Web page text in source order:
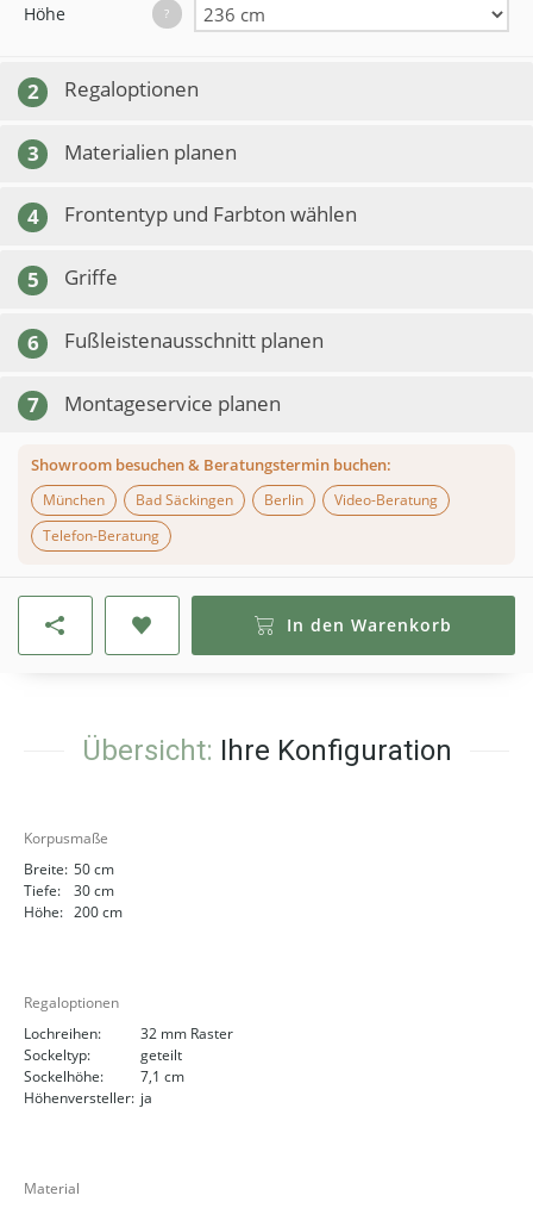
Höhe ?
2 Regaloptionen
3 Materialien planen
4 Frontentyp und Farbton wählen
5 Griffe
6 Fußleistenausschnitt planen
7 Montageservice planen
Showroom besuchen & Beratungstermin buchen:
München
Bad Säckingen Berlin
Video-Beratung
Telefon-Beratung
In den Warenkorb
Übersicht: Ihre Konfiguration
Korpusmaße
Breite: 50 cm
Tiefe:
30 cm
Höhe: 200 cm
Regaloptionen
Lochreihen:
32 mm Raster
Sockeltyp:
geteilt
Sockelhöhe:
7,1 cm
Höhenversteller: ja
Material